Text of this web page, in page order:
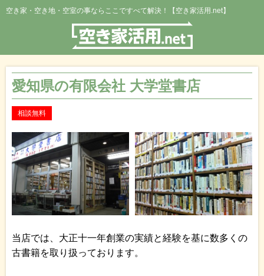
空き家・空き地・空室の事ならここですべて解決！【空き家活用.net】
愛知県の有限会社 大学堂書店
相談無料
当店では、大正十一年創業の実績と経験を基に数多くの
古書籍を取り扱っております。